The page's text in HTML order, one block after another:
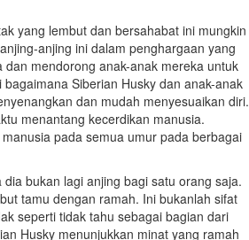
yang lembut dan bersahabat ini mungkin
anjing ini dalam penghargaan yang
mendorong anak-anak mereka untuk
Siberian Husky dan anak-anak
dan mudah menyesuaikan diri.
menantang kecerdikan manusia.
pada semua umur pada berbagai
bukan lagi anjing bagi satu orang saja.
tamu dengan ramah. Ini bukanlah sifat
seperti tidak tahu sebagai bagian dari
Husky menunjukkan minat yang ramah